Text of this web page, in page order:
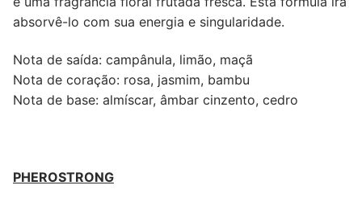
absorvê-lo com sua energia e singularidade.
Nota de saída: campânula, limão, maçã
Nota de coração: rosa, jasmim, bambu
Nota de base: almíscar, âmbar cinzento, cedro
PHEROSTRONG